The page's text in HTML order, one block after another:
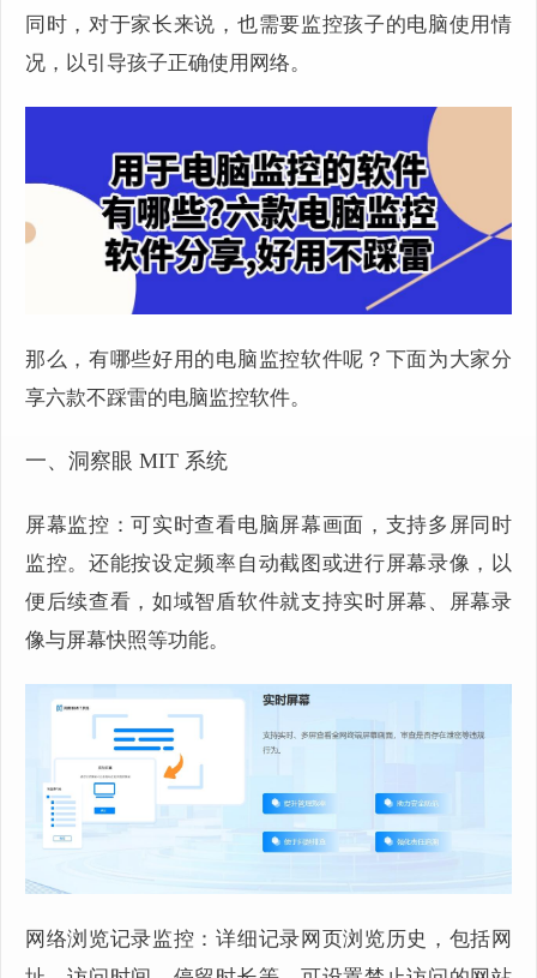
同时，对于家长来说，也需要监控孩子的电脑使用情
况，以引导孩子正确使用网络。
那么，有哪些好用的电脑监控软件呢？下面为大家分
享六款不踩雷的电脑监控软件。
一、洞察眼 MIT 系统
屏幕监控：可实时查看电脑屏幕画面，支持多屏同时
监控。还能按设定频率自动截图或进行屏幕录像，以
便后续查看，如域智盾软件就支持实时屏幕、屏幕录
像与屏幕快照等功能。
网络浏览记录监控：详细记录网页浏览历史，包括网